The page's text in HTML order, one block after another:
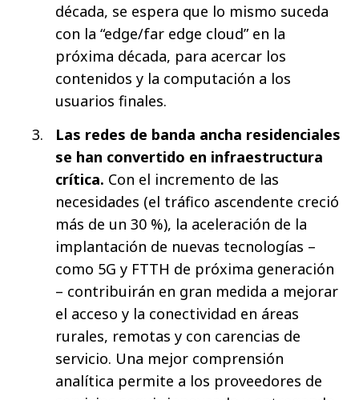
década, se espera que lo mismo suceda
con la “edge/far edge cloud” en la
próxima década, para acercar los
contenidos y la computación a los
usuarios finales.
Las redes de banda ancha residenciales
se han convertido en infraestructura
crítica. Con el incremento de las
necesidades (el tráfico ascendente creció
más de un 30 %), la aceleración de la
implantación de nuevas tecnologías –
como 5G y FTTH de próxima generación
– contribuirán en gran medida a mejorar
el acceso y la conectividad en áreas
rurales, remotas y con carencias de
servicio. Una mejor comprensión
analítica permite a los proveedores de